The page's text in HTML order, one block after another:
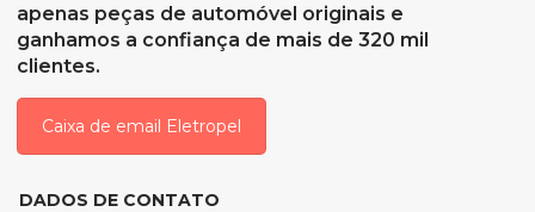
apenas peças de automóvel originais e
ganhamos a confiança de mais de 320 mil
clientes.
Caixa de email Eletropel
DADOS DE CONTATO